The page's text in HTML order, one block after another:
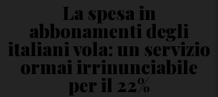
La spesa in
abbonamenti degli
italiani vola: un servizio
ormai irrinunciabile
per il 22%